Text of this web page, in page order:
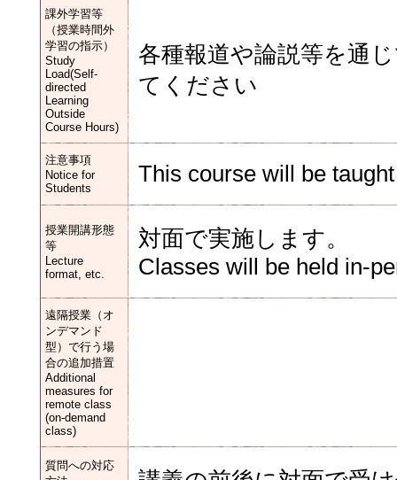
課外学習等
（授業時間外
学習の指示）
Study
Load(Self-
directed
Learning
Outside
Course Hours)
各種報道や論説等を通
てください
注意事項
Notice for
Students
This course will be
授業開講形態
等
Lecture
format, etc.
対面で実施します。
Classes will be held in-
遠隔授業（オ
ンデマンド
型）で行う場
合の追加措置
Additional
measures for
remote class
(on-demand
class)
質問への対応